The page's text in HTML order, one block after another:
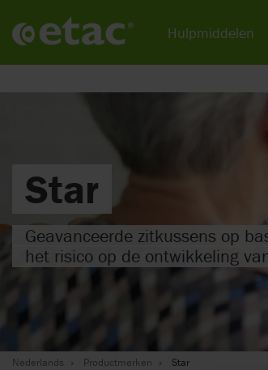
Star
Geavanceerde zitkussens op
het risico op de ontwikkeling
Nederlands Productmerken Star
Hulpmiddelen